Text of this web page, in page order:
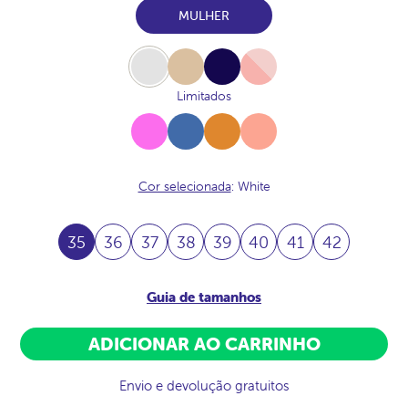
MULHER
White Beige Navy Pink
Limitados
Fucsia
Azul-
Vallarta
Canela Melocoton
Cor selecionada: White
35 36 37 38 39 40 41 42
Guia de tamanhos
ADICIONAR AO CARRINHO
Envio e devolução gratuitos